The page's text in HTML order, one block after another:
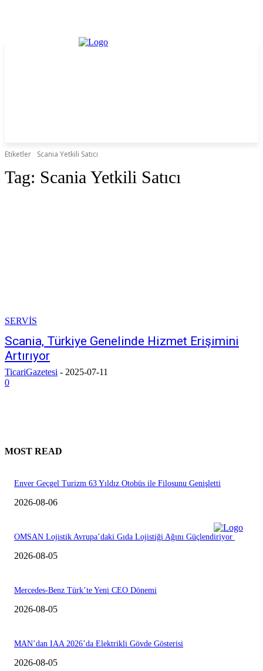
Etiketler Scania Yetkili Satıcı
Tag: Scania Yetkili Satıcı
SERVİS
Scania, Türkiye Genelinde Hizmet Erişimini
Artırıyor
TicariGazetesi - 2025-07-11
0
MOST READ
Enver Geçgel Turizm 63 Yıldız Otobüs ile Filosunu Genişletti
2026-08-06
OMSAN Lojistik Avrupa’daki Gıda Lojistiği Ağını Güçlendiriyor
2026-08-05
Mercedes-Benz Türk’te Yeni CEO Dönemi
2026-08-05
MAN’dan IAA 2026’da Elektrikli Gövde Gösterisi
2026-08-05